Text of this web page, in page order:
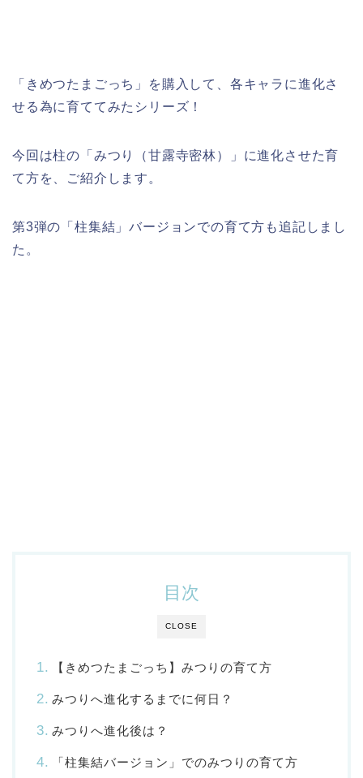
「きめつたまごっち」を購入して、各キャラに進化さ
せる為に育ててみたシリーズ！
今回は柱の「みつり（甘露寺密林）」に進化させた育
て方を、ご紹介します。
第3弾の「柱集結」バージョンでの育て方も追記しまし
た。
CLOSE
目次
【きめつたまごっち】みつりの育て方
みつりへ進化するまでに何日？
みつりへ進化後は？
「柱集結バージョン」でのみつりの育て方